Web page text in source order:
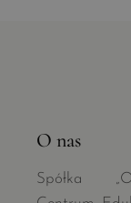
O nas
Spółka